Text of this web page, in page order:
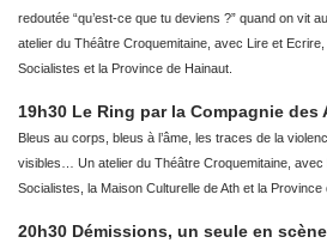
redoutée “qu’est-ce que tu deviens ?” quand on vit
atelier du Théâtre Croquemitaine, avec Lire et
Socialistes et la Province de Hainaut.
19h30 Le Ring par la Compagnie des
Bleus au corps, bleus à l’âme, les traces de la
visibles… Un atelier du Théâtre Croquemitaine,
Socialistes, la Maison Culturelle de Ath et la Province
20h30 Démissions, un seule en